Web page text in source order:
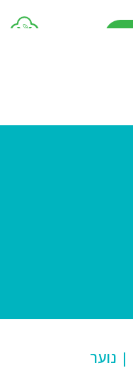
| נוער